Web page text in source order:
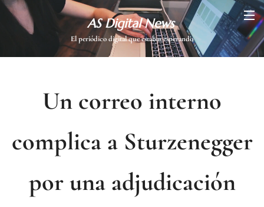
AS Digital News
El periódico digital que estabas esperando
Un correo interno
complica a Sturzenegger
por una adjudicación